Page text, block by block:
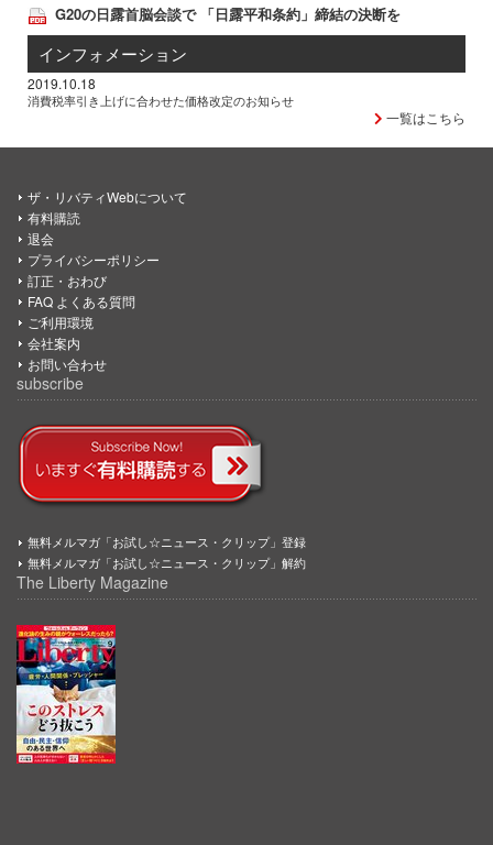
G20の日露首脳会談で 「日露平和条約」締結の決断を
インフォメーション
2019.10.18
消費税率引き上げに合わせた価格改定のお知らせ
一覧はこちら
ザ・リバティWebについて
有料購読
退会
プライバシーポリシー
訂正・おわび
FAQ よくある質問
ご利用環境
会社案内
お問い合わせ
subscribe
無料メルマガ「お試し☆ニュース・クリップ」登録
無料メルマガ「お試し☆ニュース・クリップ」解約
The Liberty Magazine